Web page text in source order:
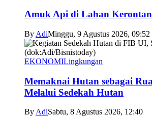
Amuk Api di Lahan
By AdiMinggu, 9 Agustus 2026, 09:52
EKONOMILingkungan
Memaknai Hutan sebagai
Melalui Sedekah Hutan
By AdiSabtu, 8 Agustus 2026, 12:40